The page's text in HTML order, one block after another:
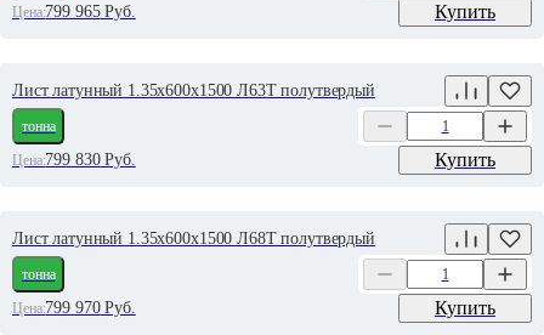
Цена:799 965Руб. Купить
Лист латунный 1.35х600х1500 Л63Т полутвердый
тонна
Цена:799 830Руб. Купить
Лист латунный 1.35х600х1500 Л68Т полутвердый
тонна
Цена:799 970Руб. Купить